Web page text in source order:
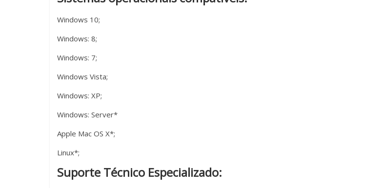
Windows 10;
Windows: 8;
Windows: 7;
Windows Vista;
Windows: XP;
Windows: Server*
Apple Mac OS X*;
Linux*;
Suporte Técnico Especializado: